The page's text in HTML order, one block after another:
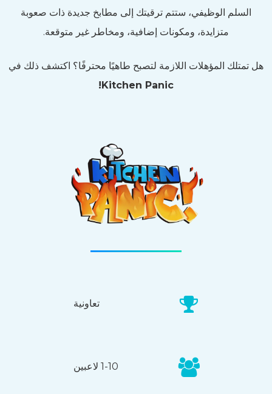
تعاونية
1-10 لاعبين
السلم الوظيفي، ستتم ترقيتك إلى مطابخ جديدة ذات صعوبة
متزايدة، ومكونات إضافية، ومخاطر غير متوقعة.
هل تمتلك المؤهلات اللازمة لتصبح طاهيًا محترفًا؟ اكتشف ذلك في
Kitchen Panic!